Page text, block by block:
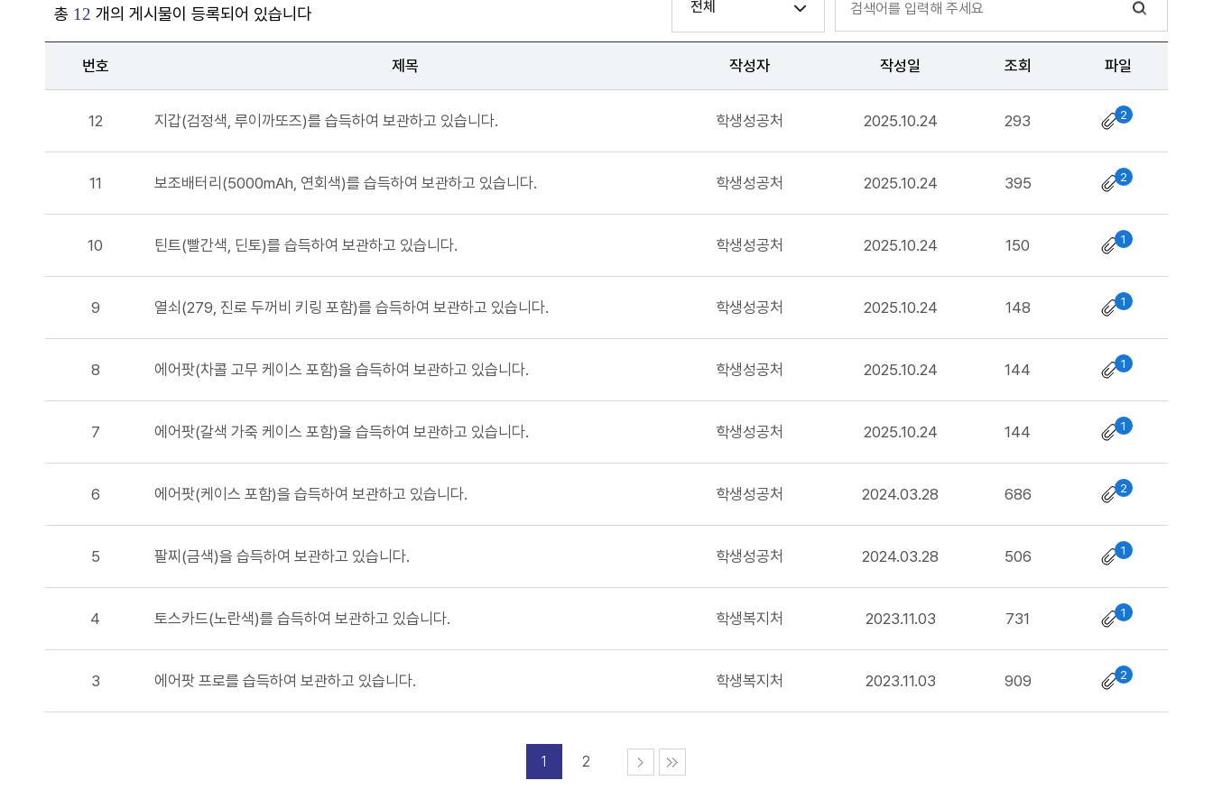
총 12 개의 게시물이 등록되어 있습니다 전체
번호 제목 작성자 작성일 조회 파일
12 지갑(검정색, 루이까또즈)를 습득하여 보관하고 있습니다. 학생성공처 2025.10.24 293 2
11 보조배터리(5000mAh, 연회색)를 습득하여 보관하고 있습니다. 학생성공처 2025.10.24 395 2
10 틴트(빨간색, 딘토)를 습득하여 보관하고 있습니다. 학생성공처 2025.10.24 150 1
9 열쇠(279, 진로 두꺼비 키링 포함)를 습득하여 보관하고 있습니다. 학생성공처 2025.10.24 148 1
8 에어팟(차콜 고무 케이스 포함)을 습득하여 보관하고 있습니다. 학생성공처 2025.10.24 144 1
7 에어팟(갈색 가죽 케이스 포함)을 습득하여 보관하고 있습니다. 학생성공처 2025.10.24 144 1
6 에어팟(케이스 포함)을 습득하여 보관하고 있습니다. 학생성공처 2024.03.28 686 2
5 팔찌(금색)을 습득하여 보관하고 있습니다. 학생성공처 2024.03.28 506 1
4 토스카드(노란색)를 습득하여 보관하고 있습니다. 학생복지처 2023.11.03 731 1
3 에어팟 프로를 습득하여 보관하고 있습니다. 학생복지처 2023.11.03 909 2
1 2